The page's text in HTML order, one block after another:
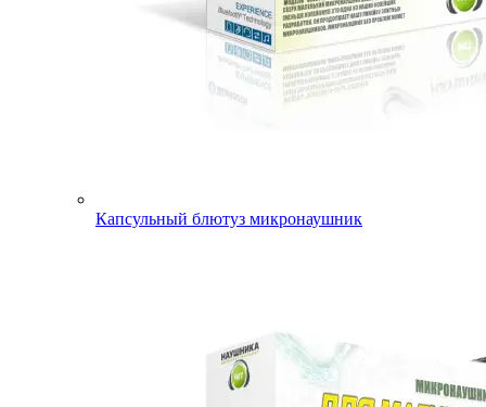
Капсульный блютуз микронаушник